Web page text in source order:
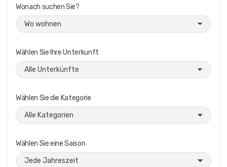
Wonach suchen Sie?
Wählen Sie Ihre Unterkunft
Wählen Sie die Kategorie
Wählen Sie eine Saison